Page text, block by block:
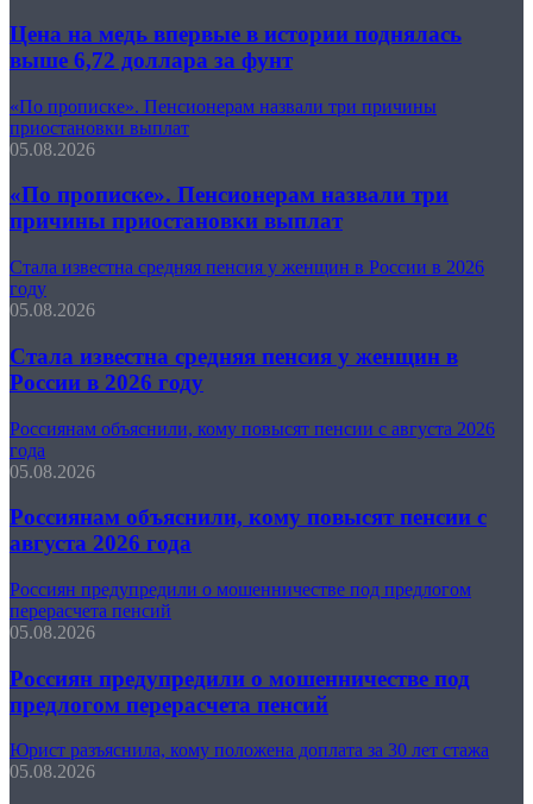
Цена на медь впервые в истории поднялась
выше 6,72 доллара за фунт
«По прописке». Пенсионерам назвали три причины
приостановки выплат
05.08.2026
«По прописке». Пенсионерам назвали три
причины приостановки выплат
Стала известна средняя пенсия у женщин в России в 2026
году
05.08.2026
Стала известна средняя пенсия у женщин в
России в 2026 году
Россиянам объяснили, кому повысят пенсии с августа 2026
года
05.08.2026
Россиянам объяснили, кому повысят пенсии с
августа 2026 года
Россиян предупредили о мошенничестве под предлогом
перерасчета пенсий
05.08.2026
Россиян предупредили о мошенничестве под
предлогом перерасчета пенсий
Юрист разъяснила, кому положена доплата за 30 лет стажа
05.08.2026